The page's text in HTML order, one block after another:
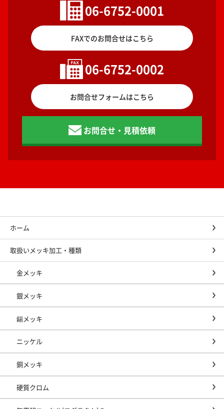
06-6752-0001
FAXでのお問合せはこちら
06-6752-0002
お問合せフォームはこちら
お問合せ・見積依頼
ホーム
取扱いメッキ加工・種類
金メッキ
銀メッキ
錫メッキ
ニッケル
銅メッキ
硬質クロム